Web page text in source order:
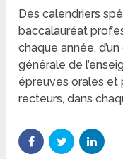
Des calendriers
baccalauréat
chaque année,
générale de
épreuves orales et
recteurs, dans